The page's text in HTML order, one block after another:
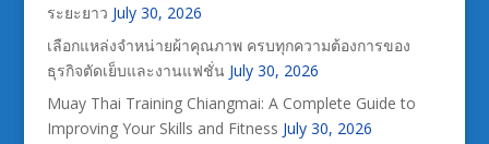
ระยะยาว July 30, 2026
เลือกแหล่งจำหน่ายผ้าคุณภาพ ครบทุกความต้องการของ
ธุรกิจตัดเย็บและงานแฟชั่น July 30, 2026
Muay Thai Training Chiangmai: A Complete Guide to
Improving Your Skills and Fitness July 30, 2026